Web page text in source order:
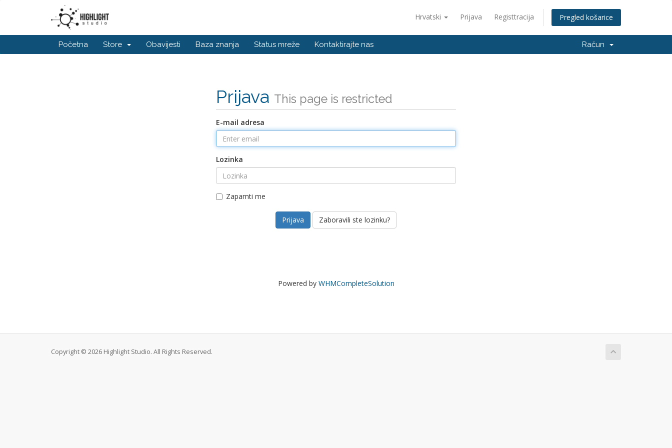
Hrvatski Prijava Registtracija Pregled košarice
Početna Store Obavijesti Baza znanja Status mreže Kontaktirajte nas Račun
Prijava This page is restricted
E-mail adresa
Lozinka
Zapamti me
Zaboravili ste lozinku?
Powered by WHMCompleteSolution
Copyright © 2026 Highlight Studio. All Rights Reserved.